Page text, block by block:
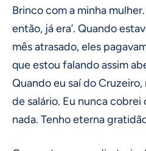
Brinco com a minha mulher.
então, já era’. Quando
mês atrasado, eles
que estou falando assim
Quando eu saí do
de salário. Eu nunca cobrei
nada. Tenho eterna